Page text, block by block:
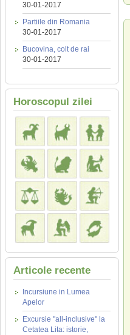
30-01-2017
Partiile din Romania
30-01-2017
Bucovina, colt de rai
30-01-2017
Horoscopul zilei
Articole recente
Incursiune in Lumea
Apelor
Excursie "all-inclusive" la
Cetatea Lita: istorie,